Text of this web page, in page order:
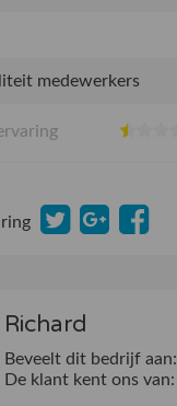
medewerkers
Richard
Beveelt dit bedrijf aan:
De klant kent ons van: